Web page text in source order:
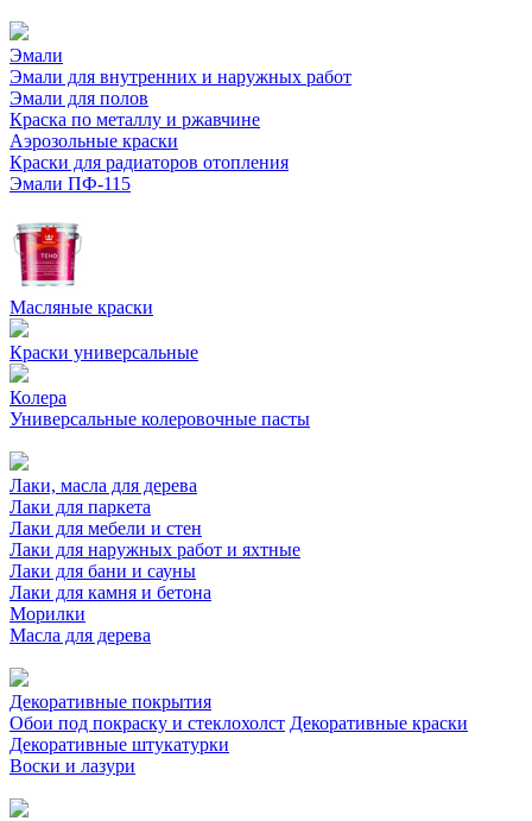
Эмали
Эмали для внутренних и наружных работ
Эмали для полов
Краска по металлу и ржавчине
Аэрозольные краски
Краски для радиаторов отопления
Эмали ПФ-115
Масляные краски
Краски универсальные
Колера
Универсальные колеровочные пасты
Лаки, масла для дерева
Лаки для паркета
Лаки для мебели и стен
Лаки для наружных работ и яхтные
Лаки для бани и сауны
Лаки для камня и бетона
Морилки
Масла для дерева
Декоративные покрытия
Обои под покраску и стеклохолст Декоративные краски
Декоративные штукатурки
Воски и лазури